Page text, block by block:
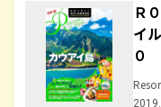
Ｒ
イ
０